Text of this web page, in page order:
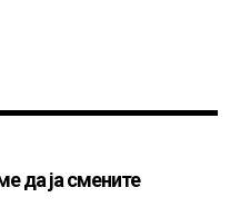
да ја смените